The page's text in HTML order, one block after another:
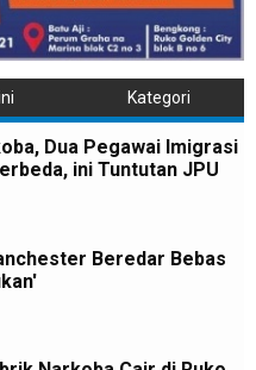
Kategori
Dua Pegawai Imigrasi
ini Tuntutan JPU
Beredar Bebas